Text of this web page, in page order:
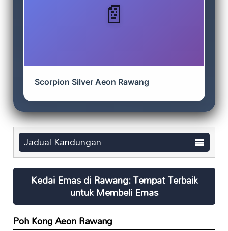
Scorpion Silver Aeon Rawang
Jadual Kandungan
Kedai Emas di Rawang: Tempat Terbaik
untuk Membeli Emas
Poh Kong Aeon Rawang